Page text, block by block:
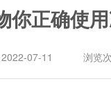
你正确使
2022-07-11 浏览